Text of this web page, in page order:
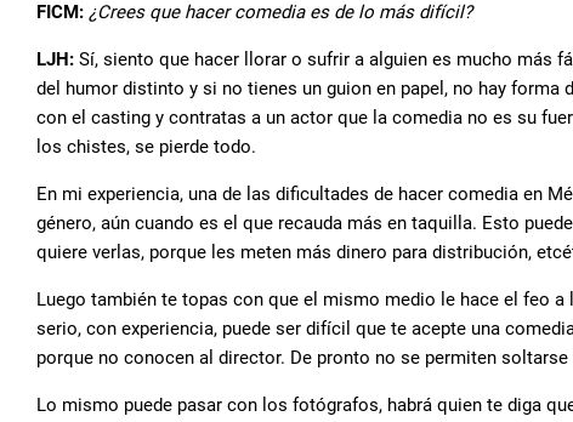
FICM: ¿Crees que hacer comedia es de lo más difícil?
LJH: Sí, siento que hacer llorar o sufrir a alguien es mucho más
del humor distinto y si no tienes un guion en papel, no hay
con el casting y contratas a un actor que la comedia no es su
los chistes, se pierde todo.
En mi experiencia, una de las dificultades de hacer comedia en
género, aún cuando es el que recauda más en taquilla. Esto
quiere verlas, porque les meten más dinero para distribución,
Luego también te topas con que el mismo medio le hace el feo
serio, con experiencia, puede ser difícil que te acepte una
porque no conocen al director. De pronto no se permiten soltarse
Lo mismo puede pasar con los fotógrafos, habrá quien te diga